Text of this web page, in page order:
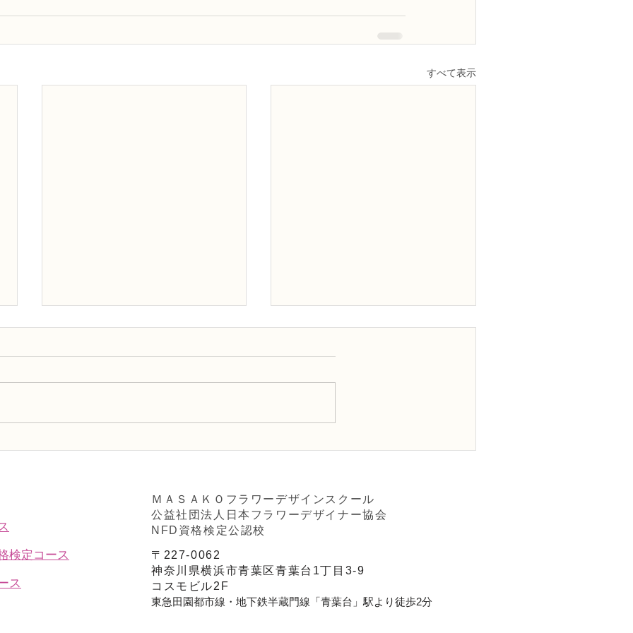
すべて表示
検定コース
ス
ＭＡＳＡＫＯフラワーデザインスクール
公益社団法人日本フラワーデザイナー協会
NFD資格検定公認校
〒227-0062
神奈川県横浜市青葉区青葉台1丁目3-9
コスモビル2F
東急田園都市線・地下鉄半蔵門線「青葉台」駅より徒歩2分